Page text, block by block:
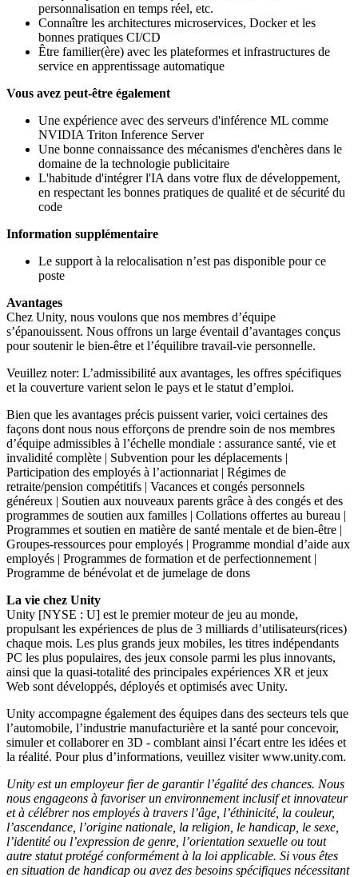
personnalisation en temps réel, etc.
Connaître les architectures microservices, Docker et les
bonnes pratiques CI/CD
Être familier(ère) avec les plateformes et infrastructures de
service en apprentissage automatique
Vous avez peut-être également
Une expérience avec des serveurs d'inférence ML comme
NVIDIA Triton Inference Server
Une bonne connaissance des mécanismes d'enchères dans le
domaine de la technologie publicitaire
L'habitude d'intégrer l'IA dans votre flux de développement,
en respectant les bonnes pratiques de qualité et de sécurité du
code
Information supplémentaire
Le support à la relocalisation n’est pas disponible pour ce
poste
Avantages
Chez Unity, nous voulons que nos membres d’équipe
s’épanouissent. Nous offrons un large éventail d’avantages conçus
pour soutenir le bien-être et l’équilibre travail-vie personnelle.
Veuillez noter: L’admissibilité aux avantages, les offres spécifiques
et la couverture varient selon le pays et le statut d’emploi.
Bien que les avantages précis puissent varier, voici certaines des
façons dont nous nous efforçons de prendre soin de nos membres
d’équipe admissibles à l’échelle mondiale : assurance santé, vie et
invalidité complète | Subvention pour les déplacements |
Participation des employés à l’actionnariat | Régimes de
retraite/pension compétitifs | Vacances et congés personnels
généreux | Soutien aux nouveaux parents grâce à des congés et des
programmes de soutien aux familles | Collations offertes au bureau |
Programmes et soutien en matière de santé mentale et de bien-être |
Groupes-ressources pour employés | Programme mondial d’aide aux
employés | Programmes de formation et de perfectionnement |
Programme de bénévolat et de jumelage de dons
La vie chez Unity
Unity [NYSE : U] est le premier moteur de jeu au monde,
propulsant les expériences de plus de 3 milliards d’utilisateurs(rices)
chaque mois. Les plus grands jeux mobiles, les titres indépendants
PC les plus populaires, des jeux console parmi les plus innovants,
ainsi que la quasi-totalité des principales expériences XR et jeux
Web sont développés, déployés et optimisés avec Unity.
Unity accompagne également des équipes dans des secteurs tels que
l’automobile, l’industrie manufacturière et la santé pour concevoir,
simuler et collaborer en 3D - comblant ainsi l’écart entre les idées et
la réalité. Pour plus d’informations, veuillez visiter www.unity.com.
Unity est un employeur fier de garantir l’égalité des chances. Nous
nous engageons à favoriser un environnement inclusif et innovateur
et à célébrer nos employés à travers l’âge, l’éthinicité, la couleur,
l’ascendance, l’origine nationale, la religion, le handicap, le sexe,
l’identité ou l’expression de genre, l’orientation sexuelle ou tout
autre statut protégé conformément à la loi applicable. Si vous êtes
en situation de handicap ou avez des besoins spécifiques nécessitant